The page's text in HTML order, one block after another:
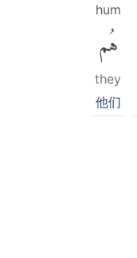
hum
هُم
they
他们